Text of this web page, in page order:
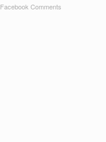
Facebook Comments